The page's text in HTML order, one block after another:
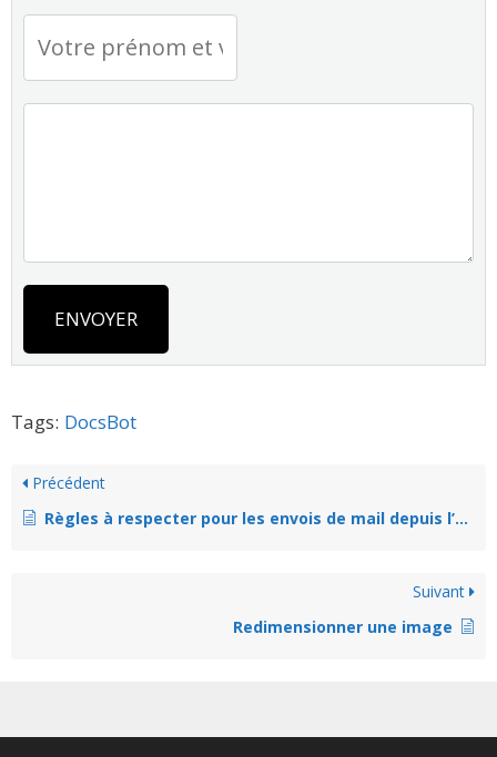
ENVOYER
Tags: DocsBot
Précédent
Règles à respecter pour les envois de mail depuis l’extérieur de Buzzee – code 553
Suivant
Redimensionner une image